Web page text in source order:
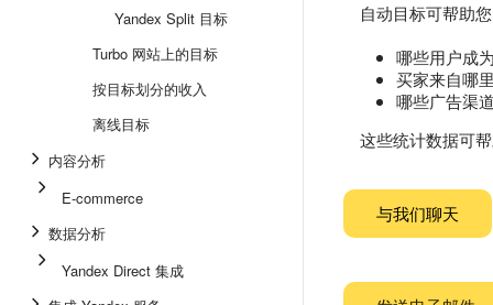
Yandex Split 目标
Turbo 网站上的目标
按目标划分的收入
离线目标
内容分析
E-commerce
数据分析
Yandex Direct 集成
自动目标可帮助
哪些用户成
买家来自哪
哪些广告渠
这些统计数据可
与我们聊天